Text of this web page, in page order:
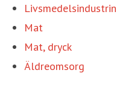
Livsmedelsindustrin
Mat
Mat, dryck
Äldreomsorg